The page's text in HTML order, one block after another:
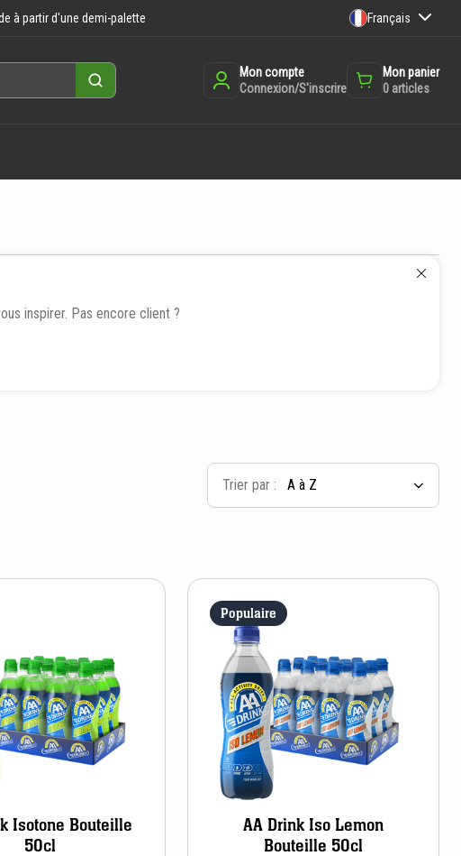
à partir d'une demi-palette Français
Rechercher
Mon compte
Connexion/S'inscrire
Mon panier
0 articles
inspirer. Pas encore client ?
Trier par :
Isotone Bouteille
50cl
AA Drink Iso Lemon
Bouteille 50cl
Populaire